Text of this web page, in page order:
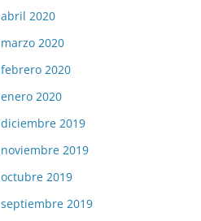
abril 2020
marzo 2020
febrero 2020
enero 2020
diciembre 2019
noviembre 2019
octubre 2019
septiembre 2019